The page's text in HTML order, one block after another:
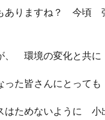
ありますね？ 今頃
、 環境の変化と共
た皆さんにとって
はためないように